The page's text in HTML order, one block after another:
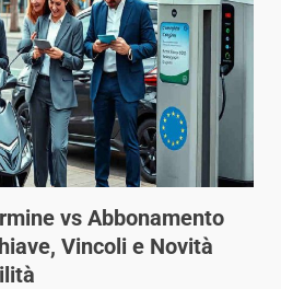
vs Abbonamento
Vincoli e Novità